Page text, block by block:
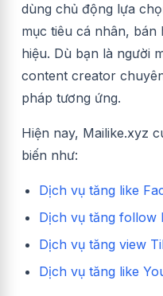
dùng chủ động lựa
mục tiêu cá nhân, bán
hiệu. Dù bạn là người
content creator
pháp tương ứng.
Hiện nay, Mailike.xyz
biến như:
Dịch vụ tăng like
Dịch vụ tăng follow
Dịch vụ tăng view
Dịch vụ tăng like